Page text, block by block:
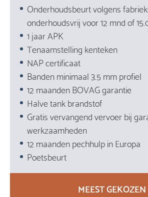
Onderhoudsbeurt volgens
onderhoudsvrij voor 12 mnd of
1 jaar APK
Tenaamstelling kenteken
NAP certificaat
Banden minimaal 3.5 mm profiel
12 maanden BOVAG garantie
Halve tank brandstof
Gratis vervangend vervoer bij
werkzaamheden
12 maanden pechhulp in Europa
Poetsbeurt
MEEST GEKOZEN